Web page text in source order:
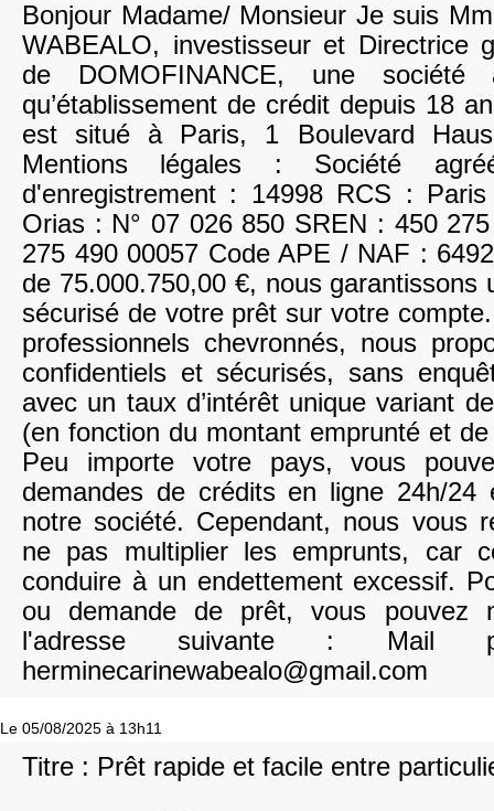
Bonjour Madame/ Monsieur Je suis
WABEALO, investisseur et Directrice
de DOMOFINANCE, une
qu’établissement de crédit depuis 18
est situé à Paris, 1 Boulevard
Mentions légales : Société
d'enregistrement : 14998 RCS :
Orias : N° 07 026 850 SREN : 450
275 490 00057 Code APE / NAF :
de 75.000.750,00 €, nous garantissons
sécurisé de votre prêt sur votre
professionnels chevronnés, nous
confidentiels et sécurisés, sans
avec un taux d’intérêt unique variant
(en fonction du montant emprunté et
Peu importe votre pays, vous
demandes de crédits en ligne 24h/24
notre société. Cependant, nous vous
ne pas multiplier les emprunts, car
conduire à un endettement excessif.
ou demande de prêt, vous pouvez
l'adresse suivante : Mail
herminecarinewabealo@gmail.com
Le 05/08/2025 à 13h11
Titre : Prêt rapide et facile entre